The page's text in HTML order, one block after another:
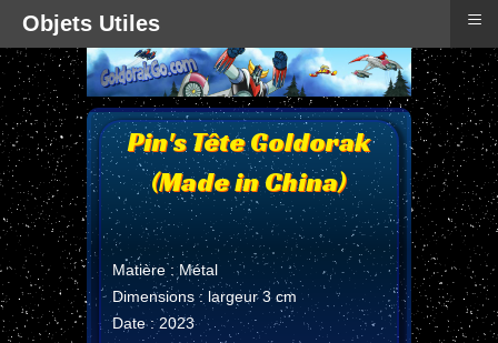
Pin's Tête Goldorak
(Made in China)
Matière : Métal
Dimensions : largeur 3 cm
Date : 2023
Objets Utiles ≡